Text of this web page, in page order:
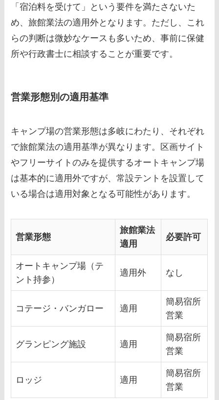
「宿泊料を受けて」という要件を満たさないた
め、旅館業法の適用外となります。ただし、これ
らの判断は微妙なケースも多いため、事前に保健
所や行政書士に相談することが重要です。
営業形態別の適用基準
キャンプ場の営業形態は多岐にわたり、それぞれ
で旅館業法の適用基準が異なります。区画サイト
やフリーサイトのみを提供するオートキャンプ場
は基本的に適用外ですが、常設テントを設置して
いる場合は適用対象となる可能性があります。
営業形態
旅館業法
適用
必要許可
オートキャンプ場（テ
ント持参）
適用外 なし
コテージ・バンガロー 適用
簡易宿所
営業
グランピング施設 適用
簡易宿所
営業
ロッジ 適用
簡易宿所
営業